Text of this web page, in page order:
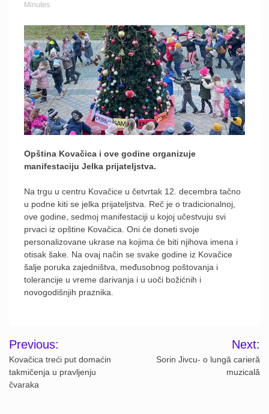
Minutes
Opština Kovačica i ove godine organizuje
manifestaciju Jelka prijateljstva.
Na trgu u centru Kovačice u četvrtak 12. decembra tačno
u podne kiti se jelka prijateljstva. Reč je o tradicionalnoj,
ove godine, sedmoj manifestaciji u kojoj učestvuju svi
prvaci iz opštine Kovačica. Oni će doneti svoje
personalizovane ukrase na kojima će biti njihova imena i
otisak šake. Na ovaj način se svake godine iz Kovačice
šalje poruka zajedništva, međusobnog poštovanja i
tolerancije u vreme darivanja i u uoči božićnih i
novogodišnjih praznika.
Post
navigation
Previous:
Kovačica treći put domaćin
takmičenja u pravljenju
čvaraka
Next:
Sorin Jivcu- o lungă carieră
muzicală